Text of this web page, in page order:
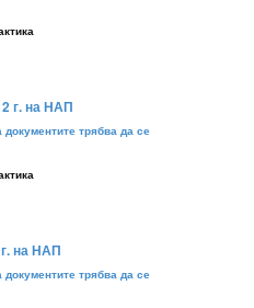
г. на НАП
трябва да се
на НАП
трябва да се